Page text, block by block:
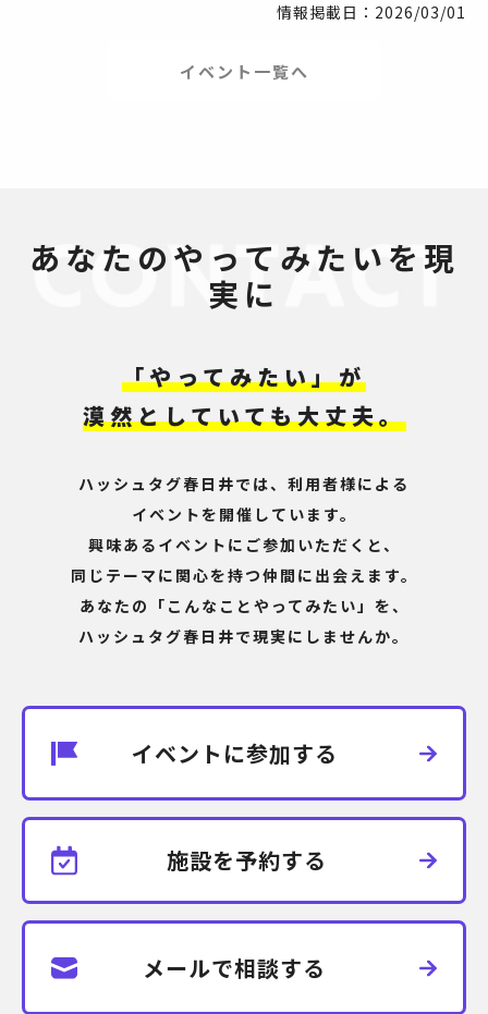
情報掲載日：2026/03/01
イベント一覧へ
あなたのやってみたいを現
実に
「やってみたい」が
漠然としていても大丈夫。
ハッシュタグ春日井では、利用者様による
イベントを開催しています。
興味あるイベントにご参加いただくと、
同じテーマに関心を持つ仲間に出会えます。
あなたの「こんなことやってみたい」を、
ハッシュタグ春日井で現実にしませんか。
イベントに参加する
施設を予約する
メールで相談する